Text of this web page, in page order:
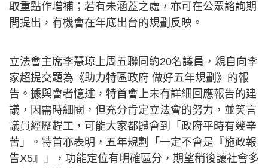
取重點作增補；若有未涵蓋之處，亦可在公眾諮詢期
間提出，有機會在年底出台的規劃反映。
立法會主席李慧琼上周五聯同約20名議員，親自向李
家超提交題為《助力特區政府 做好五年規劃》的報
告。據與會者憶述，特首會上未有詳細回應報告的建
議，因需時細閱，但充分肯定立法會的努力，並笑言
議員經歷趕工，可能大家都體會到「政府平時有幾辛
苦」。特首亦表明，五年規劃「一定不會是『施政報
告X5』」，功能定位有明確區分，期望稍後讓社會多